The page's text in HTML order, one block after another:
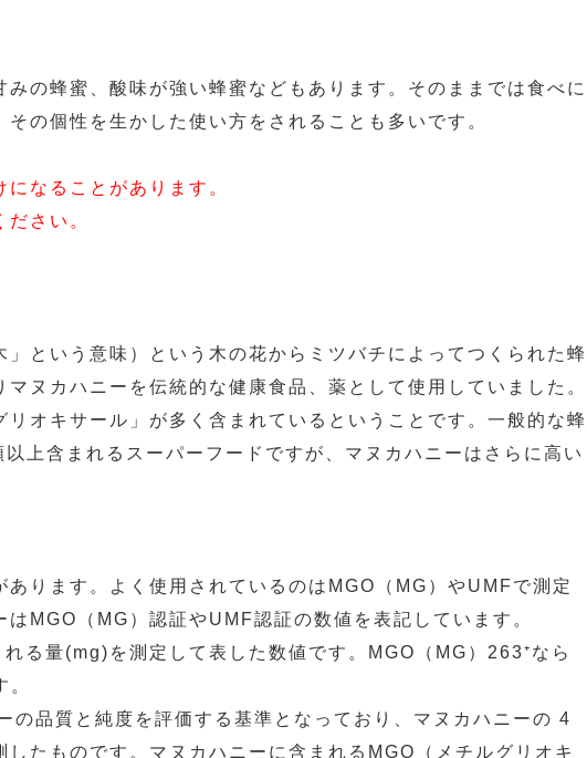
の蜂蜜、酸味が強い蜂蜜などもあります。そのままでは食べに
の個性を生かした使い方をされることも多いです。
なることがあります。
さい。
という意味）という木の花からミツバチによってつくられた蜂
ヌカハニーを伝統的な健康食品、薬として使用していました。
オキサール」が多く含まれているということです。一般的な蜂
上含まれるスーパーフードですが、マヌカハニーはさらに高い
ります。よく使用されているのはMGO（MG）やUMFで測定
MGO（MG）認証やUMF認証の数値を表記しています。
る量(mg)を測定して表した数値です。MGO（MG）263⁺なら
品質と純度を評価する基準となっており、マヌカハニーの 4
たものです。マヌカハニーに含まれるMGO（メチルグリオキ